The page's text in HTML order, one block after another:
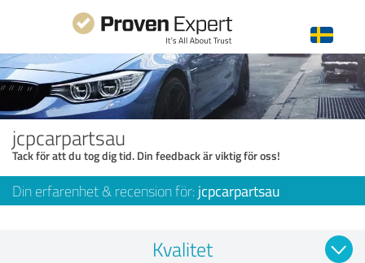
jcpcarpartsau
Tack för att du tog dig tid. Din feedback är viktig för oss!
Din erfarenhet & recension för: jcpcarpartsau
Kvalitet